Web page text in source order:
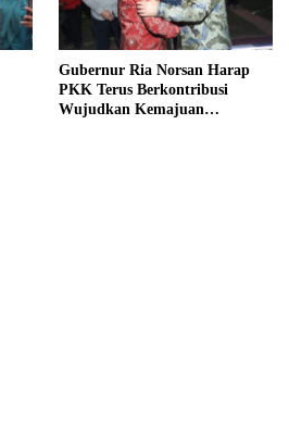
Gubernur Ria Norsan Harap
PKK Terus Berkontribusi
Wujudkan Kemajuan